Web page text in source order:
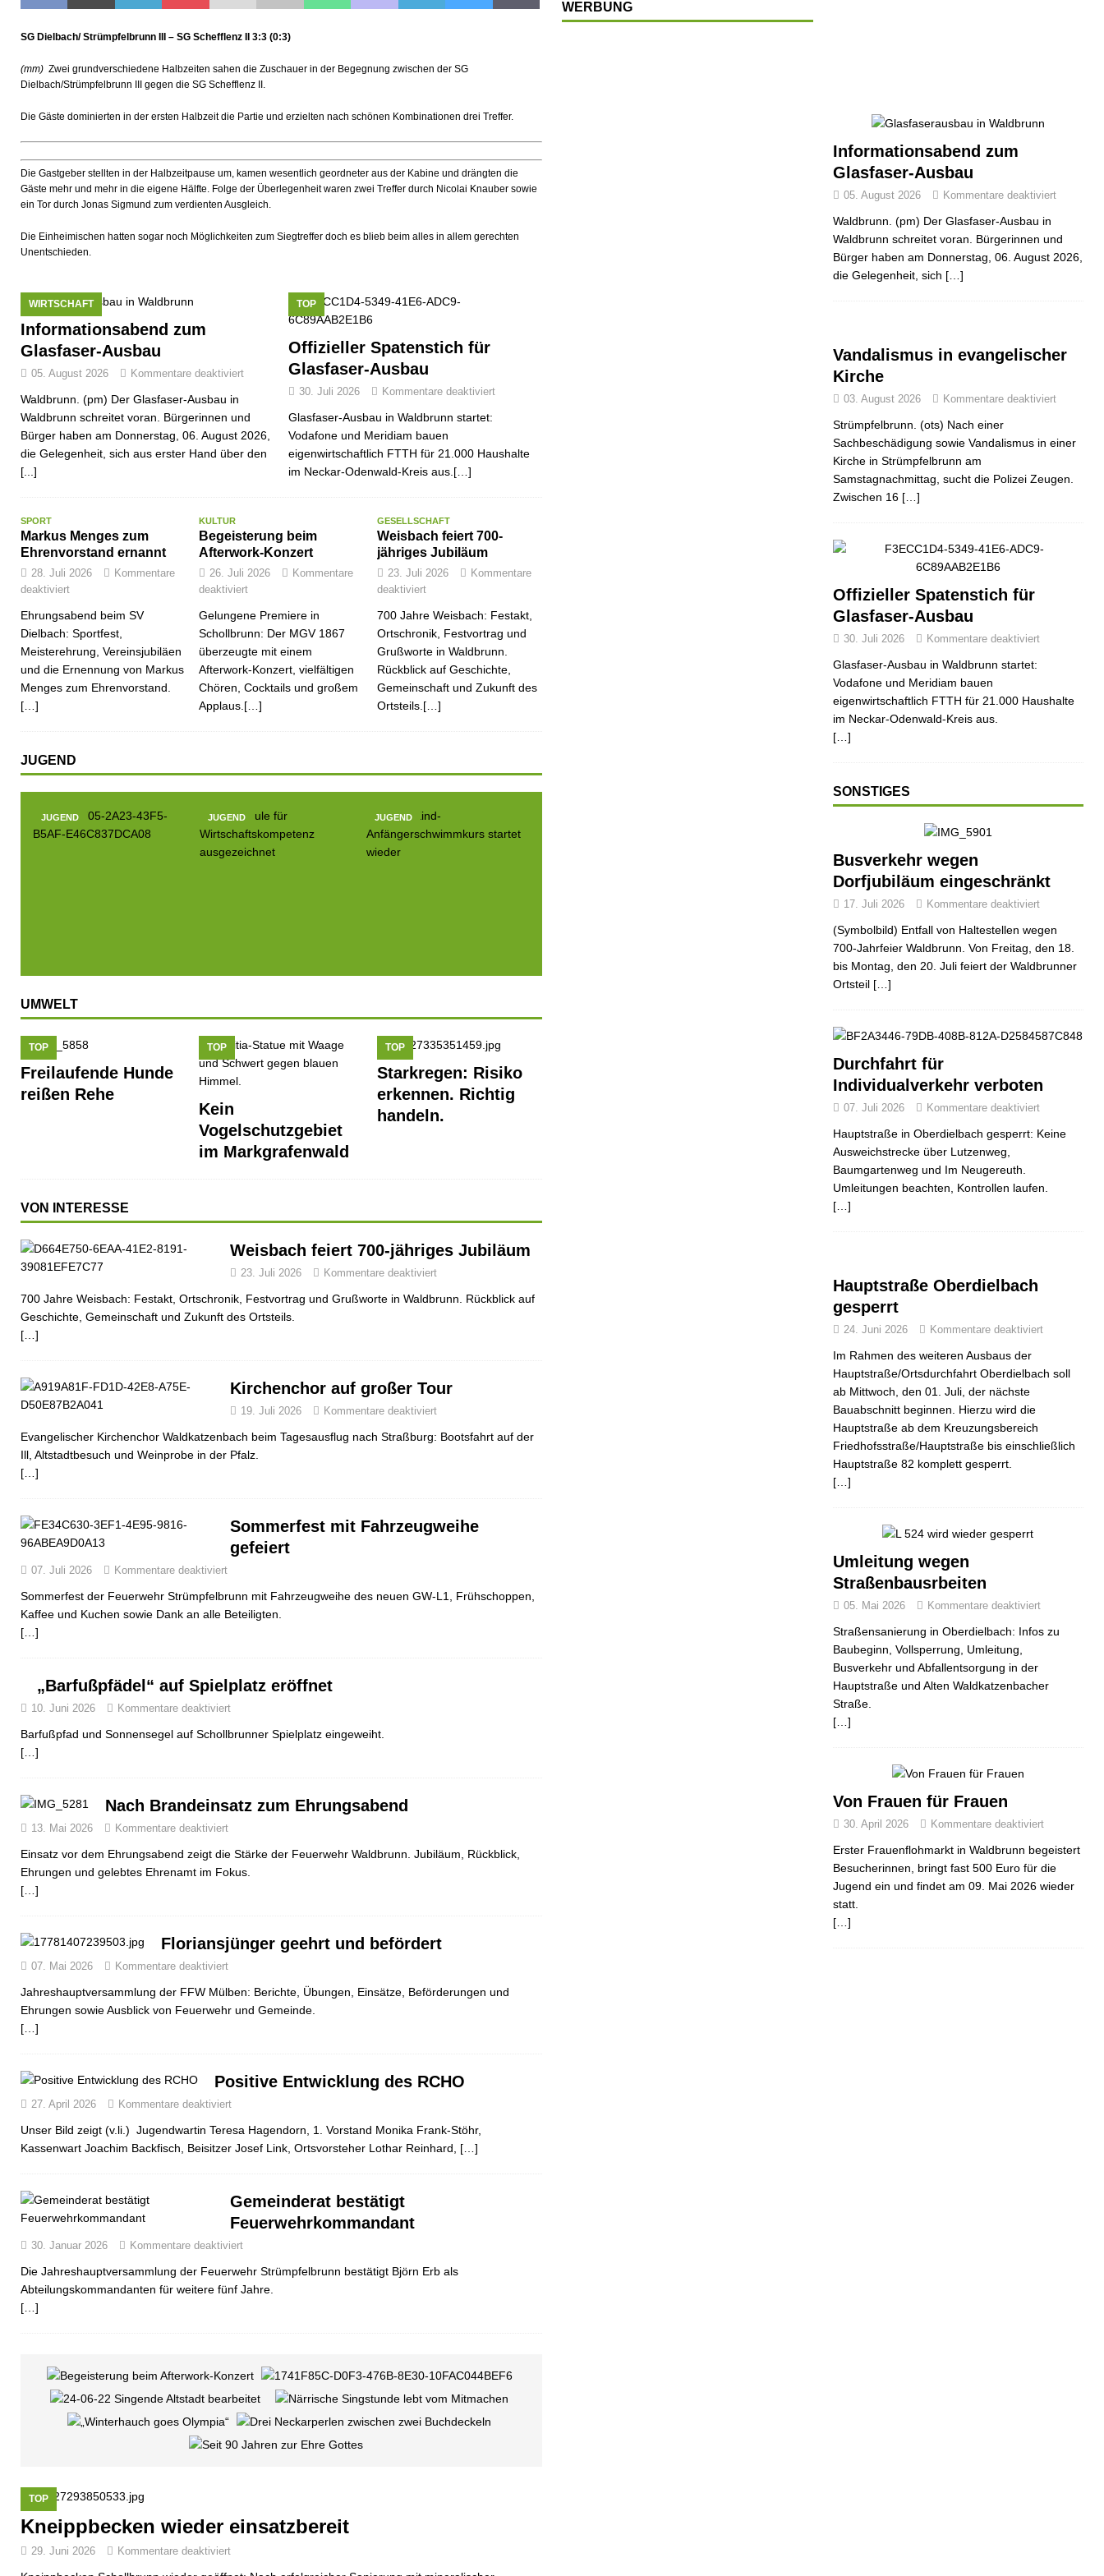
[ 17. Juli 2026 ] Busverkehr wegen Dorfjubiläum eingeschränkt SONSTIGES
[ 10. Juli 2026 ] Freilaufende Hunde reißen Rehe
[ 08. Juli 2026 ] Dorfgeschichte sichtbar gemacht KULTUR
[ 07. Juli 2026 ] Durchfahrt für Individualverkehr verboten SONSTIGES
SG Dielbach/ Strümpfelbrunn III – SG Schefflenz II 3:3 (0:3)
(mm) Zwei grundverschiedene Halbzeiten sahen die Zuschauer in der Begegnung zwischen der SG
Dielbach/Strümpfelbrunn III gegen die SG Schefflenz II.
Die Gäste dominierten in der ersten Halbzeit die Partie und erzielten nach schönen Kombinationen drei Treffer.
Die Gastgeber stellten in der Halbzeitpause um, kamen wesentlich geordneter aus der Kabine und drängten die
Gäste mehr und mehr in die eigene Hälfte. Folge der Überlegenheit waren zwei Treffer durch Nicolai Knauber sowie
ein Tor durch Jonas Sigmund zum verdienten Ausgleich.
Die Einheimischen hatten sogar noch Möglichkeiten zum Siegtreffer doch es blieb beim alles in allem gerechten
Unentschieden.
Informationsabend zum
Glasfaser-Ausbau
WIRTSCHAFT
05. August 2026 Kommentare deaktiviert
Waldbrunn. (pm) Der Glasfaser-Ausbau in
Waldbrunn schreitet voran. Bürgerinnen und
Bürger haben am Donnerstag, 06. August 2026,
die Gelegenheit, sich aus erster Hand über den
[...]
Offizieller Spatenstich für
Glasfaser-Ausbau
TOP
30. Juli 2026 Kommentare deaktiviert
Glasfaser-Ausbau in Waldbrunn startet:
Vodafone und Meridiam bauen
eigenwirtschaftlich FTTH für 21.000 Haushalte
im Neckar-Odenwald-Kreis aus.[…]
SPORT
Markus Menges zum
Ehrenvorstand ernannt
28. Juli 2026
Kommentare
deaktiviert
Ehrungsabend beim SV
Dielbach: Sportfest,
Meisterehrung, Vereinsjubiläen
und die Ernennung von Markus
Menges zum Ehrenvorstand.
[…]
KULTUR
Begeisterung beim
Afterwork-Konzert
26. Juli 2026
Kommentare
deaktiviert
Gelungene Premiere in
Schollbrunn: Der MGV 1867
überzeugte mit einem
Afterwork-Konzert, vielfältigen
Chören, Cocktails und großem
Applaus.[…]
GESELLSCHAFT
Weisbach feiert 700-
jähriges Jubiläum
23. Juli 2026
Kommentare
deaktiviert
700 Jahre Weisbach: Festakt,
Ortschronik, Festvortrag und
Grußworte in Waldbrunn.
Rückblick auf Geschichte,
Gemeinschaft und Zukunft des
Ortsteils.[…]
JUGEND
JUGEND JUGEND JUGEND
UMWELT
TOP
Freilaufende Hunde
reißen Rehe
TOP
Kein
Vogelschutzgebiet
im Markgrafenwald
TOP
Starkregen: Risiko
erkennen. Richtig
handeln.
VON INTERESSE
Weisbach feiert 700-jähriges Jubiläum
23. Juli 2026 Kommentare deaktiviert
700 Jahre Weisbach: Festakt, Ortschronik, Festvortrag und Grußworte in Waldbrunn. Rückblick auf
Geschichte, Gemeinschaft und Zukunft des Ortsteils.
[…]
Kirchenchor auf großer Tour
19. Juli 2026 Kommentare deaktiviert
Evangelischer Kirchenchor Waldkatzenbach beim Tagesausflug nach Straßburg: Bootsfahrt auf der
Ill, Altstadtbesuch und Weinprobe in der Pfalz.
[…]
Sommerfest mit Fahrzeugweihe
gefeiert
07. Juli 2026 Kommentare deaktiviert
Sommerfest der Feuerwehr Strümpfelbrunn mit Fahrzeugweihe des neuen GW-L1, Frühschoppen,
Kaffee und Kuchen sowie Dank an alle Beteiligten.
[…]
„Barfußpfädel“ auf Spielplatz eröffnet
10. Juni 2026 Kommentare deaktiviert
Barfußpfad und Sonnensegel auf Schollbrunner Spielplatz eingeweiht.
[…]
Nach Brandeinsatz zum Ehrungsabend
13. Mai 2026 Kommentare deaktiviert
Einsatz vor dem Ehrungsabend zeigt die Stärke der Feuerwehr Waldbrunn. Jubiläum, Rückblick,
Ehrungen und gelebtes Ehrenamt im Fokus.
[…]
Floriansjünger geehrt und befördert
07. Mai 2026 Kommentare deaktiviert
Jahreshauptversammlung der FFW Mülben: Berichte, Übungen, Einsätze, Beförderungen und
Ehrungen sowie Ausblick von Feuerwehr und Gemeinde.
[…]
Positive Entwicklung des RCHO
27. April 2026 Kommentare deaktiviert
Unser Bild zeigt (v.li.) Jugendwartin Teresa Hagendorn, 1. Vorstand Monika Frank-Stöhr,
Kassenwart Joachim Backfisch, Beisitzer Josef Link, Ortsvorsteher Lothar Reinhard, […]
Gemeinderat bestätigt
Feuerwehrkommandant
30. Januar 2026 Kommentare deaktiviert
Die Jahreshauptversammlung der Feuerwehr Strümpfelbrunn bestätigt Björn Erb als
Abteilungskommandanten für weitere fünf Jahre.
[…]
TOP
Kneippbecken wieder einsatzbereit
29. Juni 2026 Kommentare deaktiviert
WERBUNG
Informationsabend zum
Glasfaser-Ausbau
05. August 2026 Kommentare deaktiviert
Waldbrunn. (pm) Der Glasfaser-Ausbau in
Waldbrunn schreitet voran. Bürgerinnen und
Bürger haben am Donnerstag, 06. August 2026,
die Gelegenheit, sich […]
Vandalismus in evangelischer
Kirche
03. August 2026 Kommentare deaktiviert
Strümpfelbrunn. (ots) Nach einer
Sachbeschädigung sowie Vandalismus in einer
Kirche in Strümpfelbrunn am
Samstagnachmittag, sucht die Polizei Zeugen.
Zwischen 16 […]
Offizieller Spatenstich für
Glasfaser-Ausbau
30. Juli 2026 Kommentare deaktiviert
Glasfaser-Ausbau in Waldbrunn startet:
Vodafone und Meridiam bauen
eigenwirtschaftlich FTTH für 21.000 Haushalte
im Neckar-Odenwald-Kreis aus.
[…]
SONSTIGES
Busverkehr wegen
Dorfjubiläum eingeschränkt
17. Juli 2026 Kommentare deaktiviert
(Symbolbild) Entfall von Haltestellen wegen
700-Jahrfeier Waldbrunn. Von Freitag, den 18.
bis Montag, den 20. Juli feiert der Waldbrunner
Ortsteil […]
Durchfahrt für
Individualverkehr verboten
07. Juli 2026 Kommentare deaktiviert
Hauptstraße in Oberdielbach gesperrt: Keine
Ausweichstrecke über Lutzenweg,
Baumgartenweg und Im Neugereuth.
Umleitungen beachten, Kontrollen laufen.
[…]
Hauptstraße Oberdielbach
gesperrt
24. Juni 2026 Kommentare deaktiviert
Im Rahmen des weiteren Ausbaus der
Hauptstraße/Ortsdurchfahrt Oberdielbach soll
ab Mittwoch, den 01. Juli, der nächste
Bauabschnitt beginnen. Hierzu wird die
Hauptstraße ab dem Kreuzungsbereich
Friedhofsstraße/Hauptstraße bis einschließlich
Hauptstraße 82 komplett gesperrt.
[…]
Umleitung wegen
Straßenbausrbeiten
05. Mai 2026 Kommentare deaktiviert
Straßensanierung in Oberdielbach: Infos zu
Baubeginn, Vollsperrung, Umleitung,
Busverkehr und Abfallentsorgung in der
Hauptstraße und Alten Waldkatzenbacher
Straße.
[…]
Von Frauen für Frauen
30. April 2026 Kommentare deaktiviert
Erster Frauenflohmarkt in Waldbrunn begeistert
Besucherinnen, bringt fast 500 Euro für die
Jugend ein und findet am 09. Mai 2026 wieder
statt.
[…]